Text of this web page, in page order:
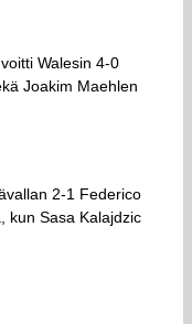
Walesin 4-0
Joakim Maehlen
2-1 Federico
kun Sasa Kalajdzic